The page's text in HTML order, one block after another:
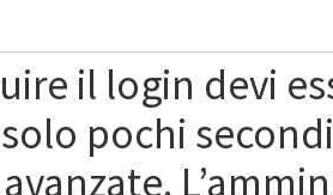
il login devi
pochi